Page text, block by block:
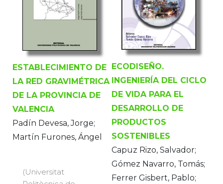
ESTABLECIMIENTO DE
LA RED GRAVIMÉTRICA
DE LA PROVINCIA DE
VALENCIA
Padín Devesa, Jorge;
Martín Furones, Ángel
(Universitat
ECODISEÑO.
INGENIERÍA DEL CICLO
DE VIDA PARA EL
DESARROLLO DE
PRODUCTOS
SOSTENIBLES
Capuz Rizo, Salvador;
Gómez Navarro, Tomás;
Ferrer Gisbert, Pablo;